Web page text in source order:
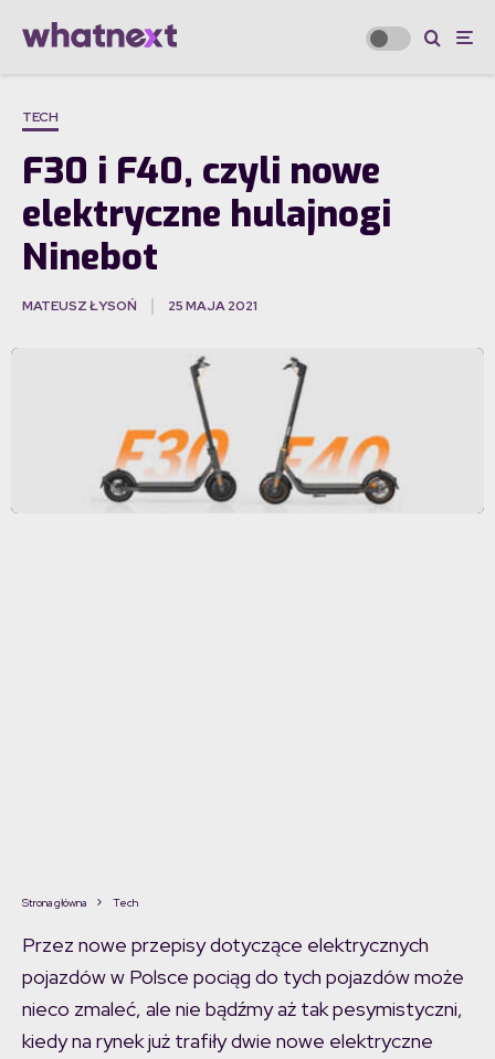
TECH
F30 i F40, czyli nowe
elektryczne hulajnogi
Ninebot
MATEUSZ ŁYSOŃ 25 MAJA 2021
Strona główna Tech
Przez nowe przepisy dotyczące elektrycznych
pojazdów w Polsce pociąg do tych pojazdów może
nieco zmaleć, ale nie bądźmy aż tak pesymistyczni,
kiedy na rynek już trafiły dwie nowe elektryczne